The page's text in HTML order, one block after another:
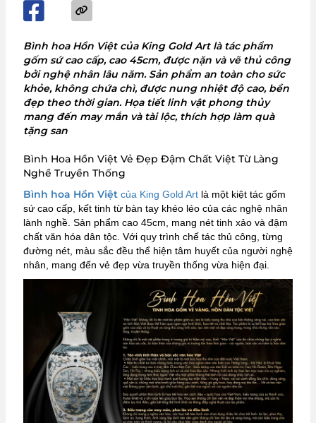
Bình hoa Hồn Việt của King Gold Art là tác phẩm
gốm sứ cao cấp, cao 45cm, được nặn và vẽ thủ công
bởi nghệ nhân lâu năm. Sản phẩm an toàn cho sức
khỏe, không chứa chì, được nung nhiệt độ cao, bền
đẹp theo thời gian. Họa tiết linh vật phong thủy
mang đến may mắn và tài lộc, thích hợp làm quà
tặng san
Bình Hoa Hồn Việt Vẻ Đẹp Đậm Chất Việt Từ Làng
Nghề Truyền Thống
Bình hoa Hồn Việt của King Gold Art là một kiệt tác gốm
sứ cao cấp, kết tinh từ bàn tay khéo léo của các nghệ nhân
lành nghề. Sản phẩm cao 45cm, mang nét tinh xảo và đậm
chất văn hóa dân tộc. Với quy trình chế tác thủ công, từng
đường nét, màu sắc đều thể hiện tâm huyết của người nghệ
nhân, mang đến vẻ đẹp vừa truyền thống vừa hiện đại.